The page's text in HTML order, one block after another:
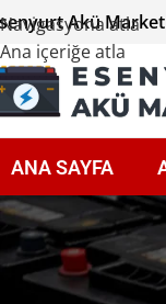
Navigasyona atla
Ana içeriğe atla
Akü
ANA SAYFA
Ana Sayfa Çelik Akü